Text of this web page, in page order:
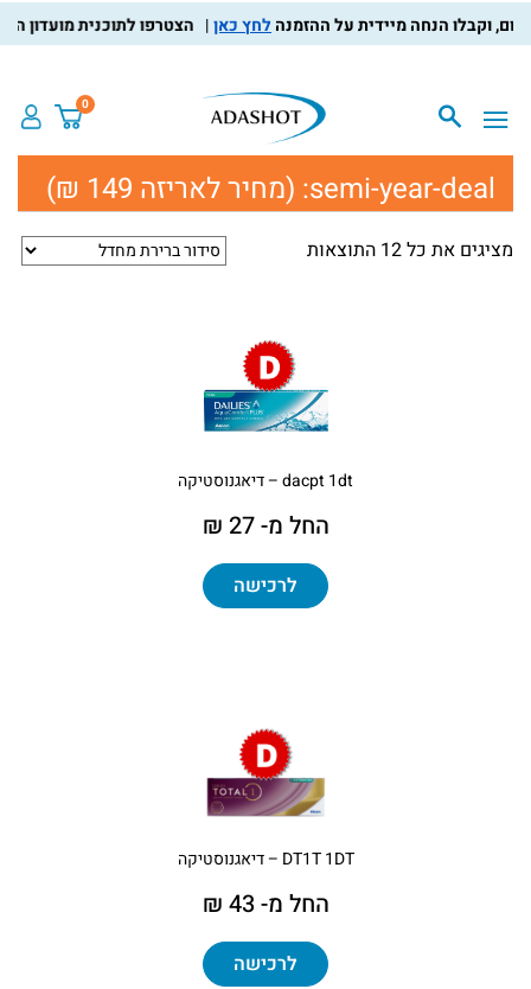
לחץ כאן הצטרפו לתוכנית מועדון
0
semi-year-deal: (מחיר לאריזה 149 ₪)
מציגים את כל ⁦12⁩ התוצאות
dacpt 1dt – דיאגנוסטיקה
החל מ- 27 ₪
לרכישה
DT1T 1DT – דיאגנוסטיקה
החל מ- 43 ₪
לרכישה